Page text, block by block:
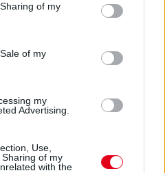
behaviour. You may click to
and its third-party tags to
purposes in below Google
of my
of my
my
Advertising.
Use,
of my
with the
órája